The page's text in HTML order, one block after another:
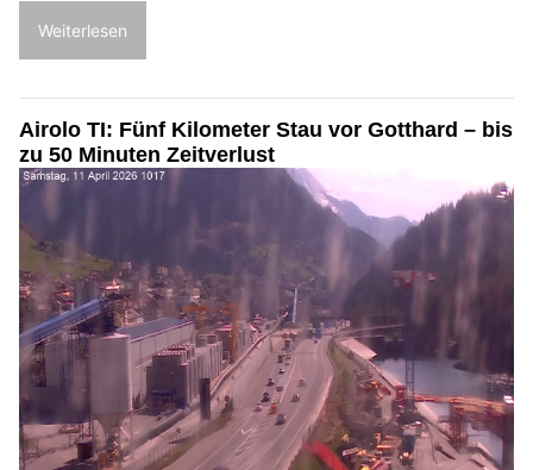
Weiterlesen
Airolo TI: Fünf Kilometer Stau vor Gotthard – bis
zu 50 Minuten Zeitverlust